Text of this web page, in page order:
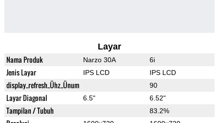
Layar
Nama Produk Narzo 30A 6i
Jenis Layar IPS LCD IPS LCD
display_refresh_Ühz_Ünum 90
Layar Diagonal 6.5" 6.52"
Tampilan / Tubuh 83.2%